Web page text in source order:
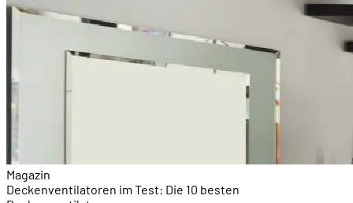
Magazin
Deckenventilatoren im Test: Die 10 besten